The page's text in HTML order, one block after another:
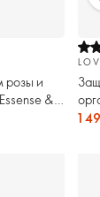
розы и
&
1